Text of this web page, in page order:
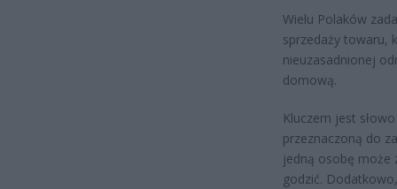
Wielu Polaków
sprzedaży towaru,
nieuzasadnionej
domową.
Kluczem jest
przeznaczoną do
jedną osobę może
godzić.